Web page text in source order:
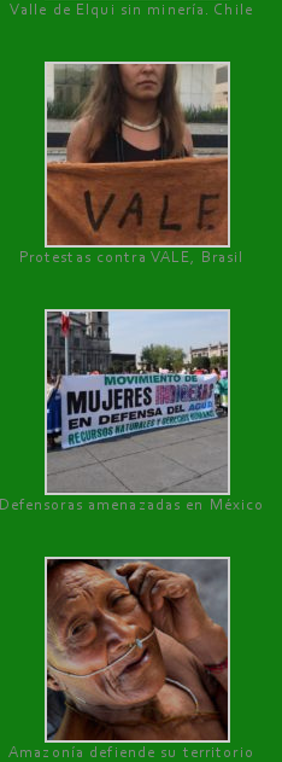
Valle de Elqui sin minería. Chile
Protestas contra VALE, Brasil
Defensoras amenazadas en México
Amazonía defiende su territorio